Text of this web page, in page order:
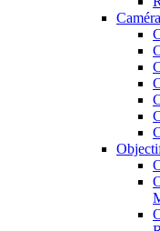
Caméra